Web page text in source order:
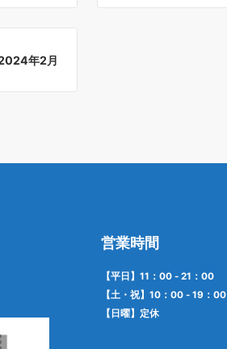
年2月
営業時間
【平日】11：00 - 21：00
【土・祝】10：00 - 19：00
【日曜】定休